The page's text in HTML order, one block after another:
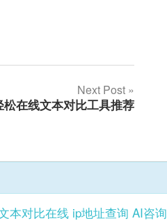
Next Post
松在线文本对比工具推荐
本对比在线 ip地址查询 AI咨询